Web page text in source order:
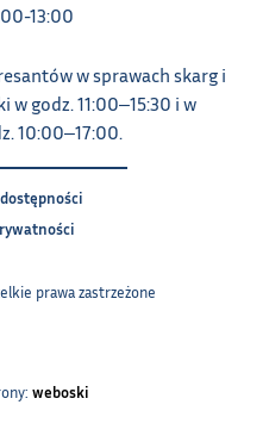
13:00
w sprawach skarg i
w godz. 11:00‒15:30 i w
10:00‒17:00.
prawa zastrzeżone
weboski